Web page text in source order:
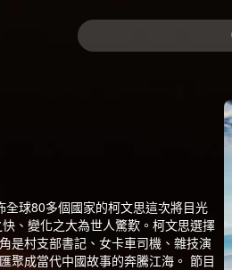
球80多個國家的柯文思這次將目光
、變化之大為世人驚歎。柯文思選擇
是村支部書記、女卡車司機、雜技演
成當代中國故事的奔騰江海。 節目